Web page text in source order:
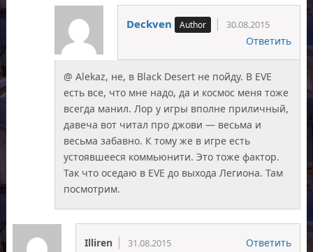
Deckven 30.08.2015
Ответить
@ Alekaz, не, в Black Desert не пойду. В EVE
есть все, что мне надо, да и космос меня тоже
всегда манил. Лор у игры вполне приличный,
давеча вот читал про джови — весьма и
весьма забавно. К тому же в игре есть
устоявшееся коммьюнити. Это тоже фактор.
Так что оседаю в EVE до выхода Легиона. Там
посмотрим.
Illiren 31.08.2015 Ответить